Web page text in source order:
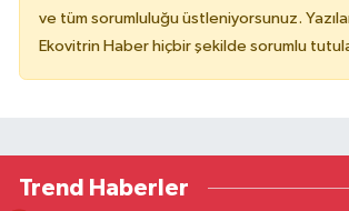
ve tüm sorumluluğu üstleniyorsunuz.
Ekovitrin Haber hiçbir şekilde sorumlu
Trend Haberler